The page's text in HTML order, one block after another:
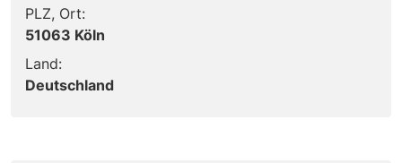
PLZ, Ort:
51063 Köln
Land:
Deutschland